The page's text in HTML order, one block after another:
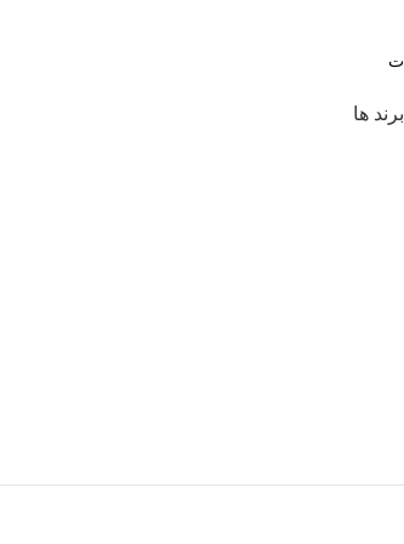
برند ها